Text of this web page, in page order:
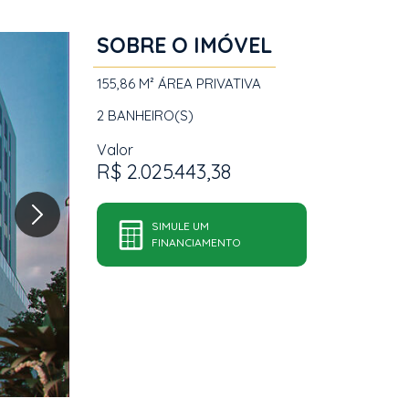
SOBRE O IMÓVEL
155,86 M² ÁREA PRIVATIVA
2 BANHEIRO(S)
Valor
R$ 2.025.443,38
SIMULE UM
FINANCIAMENTO